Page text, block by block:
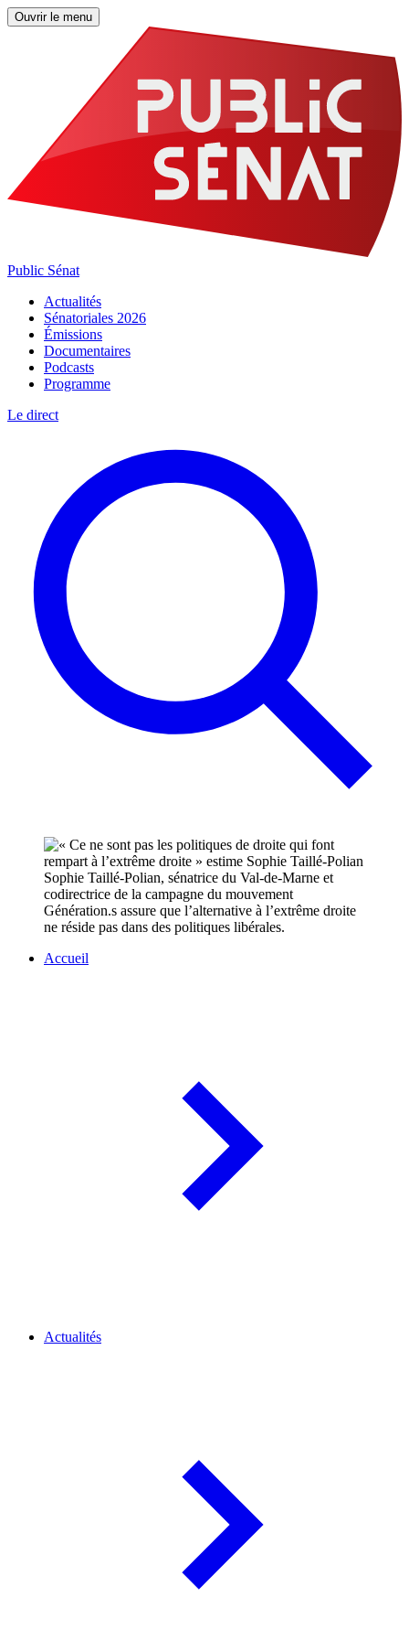
Ouvrir le menu
Public Sénat
Actualités
Sénatoriales 2026
Émissions
Documentaires
Podcasts
Programme
Le direct
Sophie Taillé-Polian, sénatrice du Val-de-Marne et
codirectrice de la campagne du mouvement
Génération.s assure que l’alternative à l’extrême droite
ne réside pas dans des politiques libérales.
Accueil
Actualités